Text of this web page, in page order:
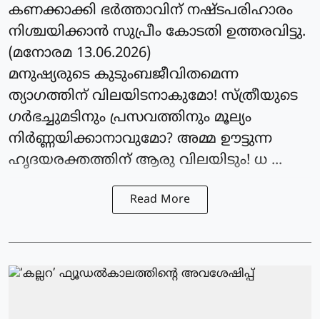
കണക്കാക്കി ഭർത്താവിന് നഷ്ടപരിഹാരം
നിശ്ചയിക്കാൻ സുപ്രീം കോടതി ഉത്തരവിട്ടു.
(മനോരമ 13.06.2026)
മനുഷ്യരുടെ കുടുംബജീവിതമെന്ന
ത്യാഗത്തിന് വിലയിടനാകുമോ! സ്ത്രീയുടെ
ഗർഭച്ചുമടിനും പ്രസവത്തിനും മൂല്യം
നിർണ്ണയിക്കാനാവുമോ? അമ്മ ഊട്ടുന്ന
ഹൃദയരക്തത്തിന് ആരു വിലയിടും! ധ ...
Read More